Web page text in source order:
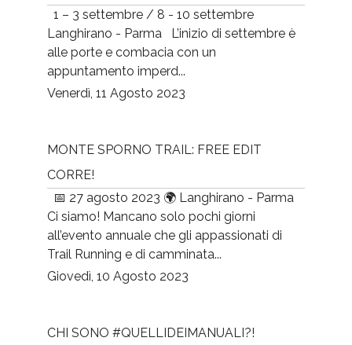
1 – 3 settembre / 8 - 10 settembre
Langhirano - Parma L’inizio di settembre è
alle porte e combacia con un
appuntamento imperd...
Venerdì, 11 Agosto 2023
MONTE SPORNO TRAIL: FREE EDIT
CORRE!
📅 27 agosto 2023 🌍 Langhirano - Parma
Ci siamo! Mancano solo pochi giorni
all’evento annuale che gli appassionati di
Trail Running e di camminata...
Giovedì, 10 Agosto 2023
CHI SONO #QUELLIDEIMANUALI?!